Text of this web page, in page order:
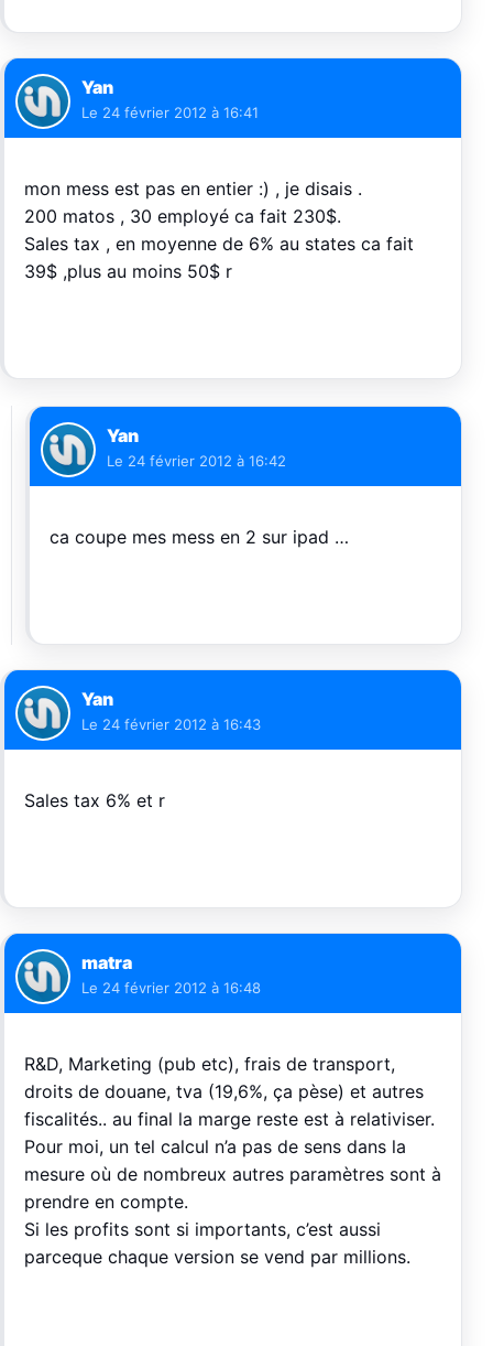
Yan
Le 24 février 2012 à 16:41
mon mess est pas en entier :) , je disais .
200 matos , 30 employé ca fait 230$.
Sales tax , en moyenne de 6% au states ca fait
39$ ,plus au moins 50$ r
Yan
Le 24 février 2012 à 16:42
ca coupe mes mess en 2 sur ipad …
Yan
Le 24 février 2012 à 16:43
Sales tax 6% et r
matra
Le 24 février 2012 à 16:48
R&D, Marketing (pub etc), frais de transport,
droits de douane, tva (19,6%, ça pèse) et autres
fiscalités.. au final la marge reste est à relativiser.
Pour moi, un tel calcul n’a pas de sens dans la
mesure où de nombreux autres paramètres sont à
prendre en compte.
Si les profits sont si importants, c’est aussi
parceque chaque version se vend par millions.